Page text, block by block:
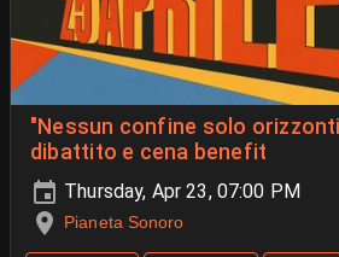
"Nessun confine solo
dibattito e cena benefit
Thursday, Apr 23, 07:00 PM
Pianeta Sonoro